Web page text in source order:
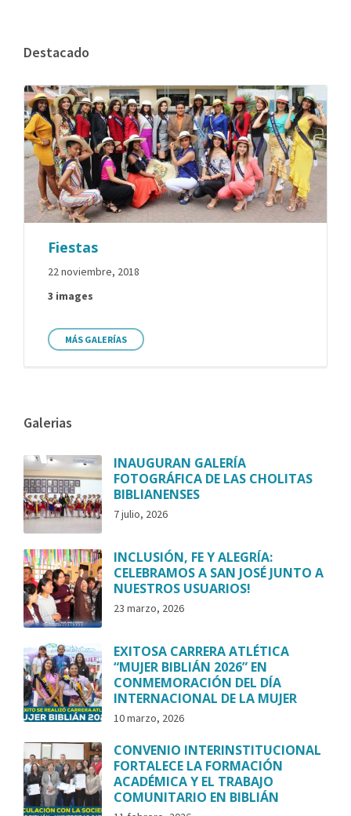
Destacado
Fiestas
22 noviembre, 2018
3 images
MÁS GALERÍAS
Galerias
INAUGURAN GALERÍA
FOTOGRÁFICA DE LAS CHOLITAS
BIBLIANENSES
7 julio, 2026
INCLUSIÓN, FE Y ALEGRÍA:
CELEBRAMOS A SAN JOSÉ JUNTO A
NUESTROS USUARIOS!
23 marzo, 2026
EXITOSA CARRERA ATLÉTICA
“MUJER BIBLIÁN 2026” EN
CONMEMORACIÓN DEL DÍA
INTERNACIONAL DE LA MUJER
10 marzo, 2026
CONVENIO INTERINSTITUCIONAL
FORTALECE LA FORMACIÓN
ACADÉMICA Y EL TRABAJO
COMUNITARIO EN BIBLIÁN